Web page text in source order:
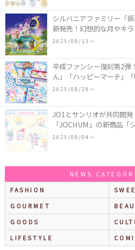
シルバニアファミリー「
新発売！幻想的な月やキ
などの装飾がお城を彩る♡
2025/09/13〜
平成ファンシー復刻第2弾
ん」「ハッピーマーチ」
どの「カンペンケース」
2025/08/29〜
JO1とサンリオが共同開
「JOCHUM」の新商品「
ザインシリーズ」が発売
2025/09/04〜
NEWS
FASHION
GOURMET
GOODS
LIFESTYLE